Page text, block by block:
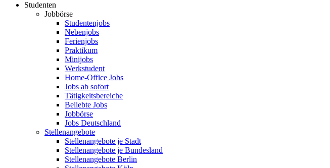
Studenten
Jobbörse
Studentenjobs
Nebenjobs
Ferienjobs
Praktikum
Minijobs
Werkstudent
Home-Office Jobs
Jobs ab sofort
Tätigkeitsbereiche
Beliebte Jobs
Jobbörse
Jobs Deutschland
Stellenangebote
Stellenangebote je Stadt
Stellenangebote je Bundesland
Stellenangebote Berlin